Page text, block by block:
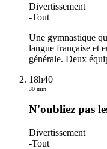
Divertissement
-Tout
Une gymnastique
langue française et
générale. Deux
18h40
30 min
N'oubliez pas
Divertissement
-Tout